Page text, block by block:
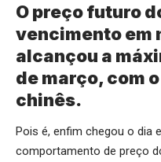
O preço futuro
vencimento em
alcançou a
de março, com
chinês.
Pois é, enfim chegou o dia
comportamento de preço